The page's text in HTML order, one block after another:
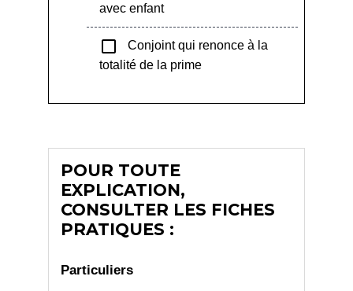
avec enfant
check_box_outline_blank
Conjoint qui renonce à la
totalité de la prime
POUR TOUTE
EXPLICATION,
CONSULTER LES FICHES
PRATIQUES :
Particuliers